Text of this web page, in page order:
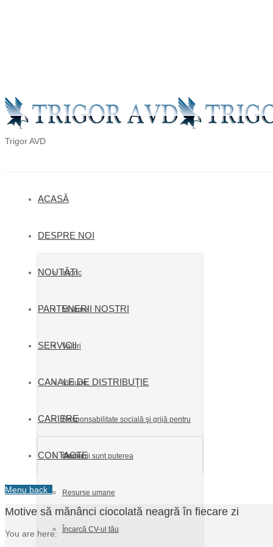
Trigor AVD
ACASĂ
DESPRE NOI
Istoric
Misiune
Valori
Viziune
Responsabilitate socială şi grijă pentru
mediu
NOUTĂȚI
PARTENERII NOȘTRI
SERVICII
CANALE DE DISTRIBUŢIE
CARIERE
Oamenii sunt puterea
Resurse umane
Încarcă CV-ul tău
CONTACTE
Menu back
Motive să mănânci ciocolată neagră în fiecare zi
You are here: